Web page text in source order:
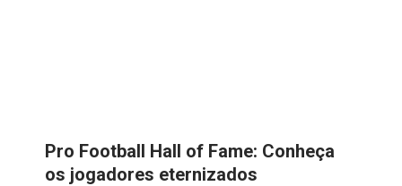
Pro Football Hall of Fame: Conheça
os jogadores eternizados